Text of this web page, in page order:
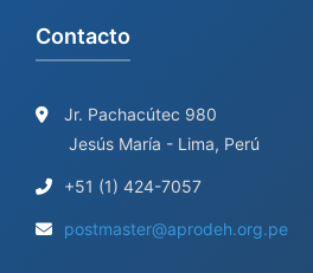
Contacto
Jr. Pachacútec 980
Jesús María - Lima, Perú
+51 (1) 424-7057
postmaster@aprodeh.org.pe